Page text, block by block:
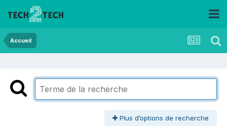
Accueil
Plus d’options de recherche